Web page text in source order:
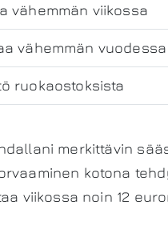
vähemmän viikossa
vähemmän vuodessa
ruokaostoksista
merkittävin
kotona
viikossa noin 12